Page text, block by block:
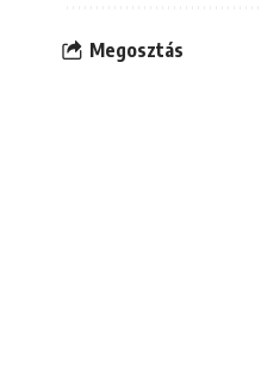
Megosztás